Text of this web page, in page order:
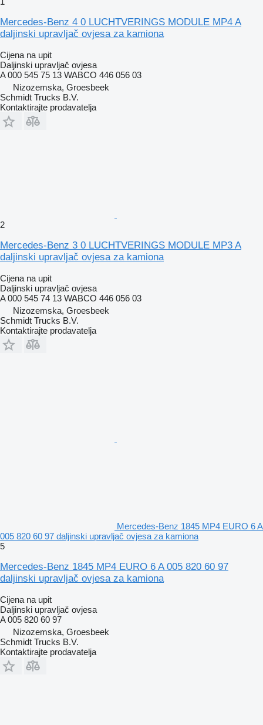
Mercedes-Benz 4 0 LUCHTVERINGS MODULE MP4 A
daljinski upravljač ovjesa za kamiona
Cijena na upit
Daljinski upravljač ovjesa
A 000 545 75 13 WABCO 446 056 03
Nizozemska, Groesbeek
Schmidt Trucks B.V.
Kontaktirajte prodavatelja
2
Mercedes-Benz 3 0 LUCHTVERINGS MODULE MP3 A
daljinski upravljač ovjesa za kamiona
Cijena na upit
Daljinski upravljač ovjesa
A 000 545 74 13 WABCO 446 056 03
Nizozemska, Groesbeek
Schmidt Trucks B.V.
Kontaktirajte prodavatelja
Mercedes-Benz 1845 MP4 EURO 6 A
005 820 60 97 daljinski upravljač ovjesa za kamiona
5
Mercedes-Benz 1845 MP4 EURO 6 A 005 820 60 97
daljinski upravljač ovjesa za kamiona
Cijena na upit
Daljinski upravljač ovjesa
A 005 820 60 97
Nizozemska, Groesbeek
Schmidt Trucks B.V.
Kontaktirajte prodavatelja